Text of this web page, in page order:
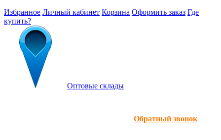
Избранное Личный кабинет Корзина Оформить заказ Где
купить?
Оптовые склады
Обратный звонок